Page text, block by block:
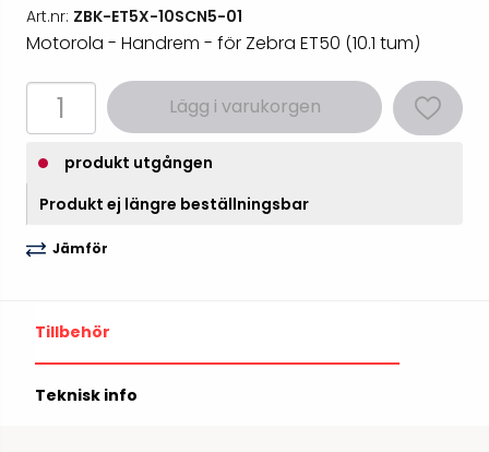
Art.nr: ZBK-ET5X-10SCN5-01
Motorola - Handrem - för Zebra ET50 (10.1 tum)
Lägg i varukorgen
produkt utgången
Produkt ej längre beställningsbar
Jämför
Tillbehör
Teknisk info